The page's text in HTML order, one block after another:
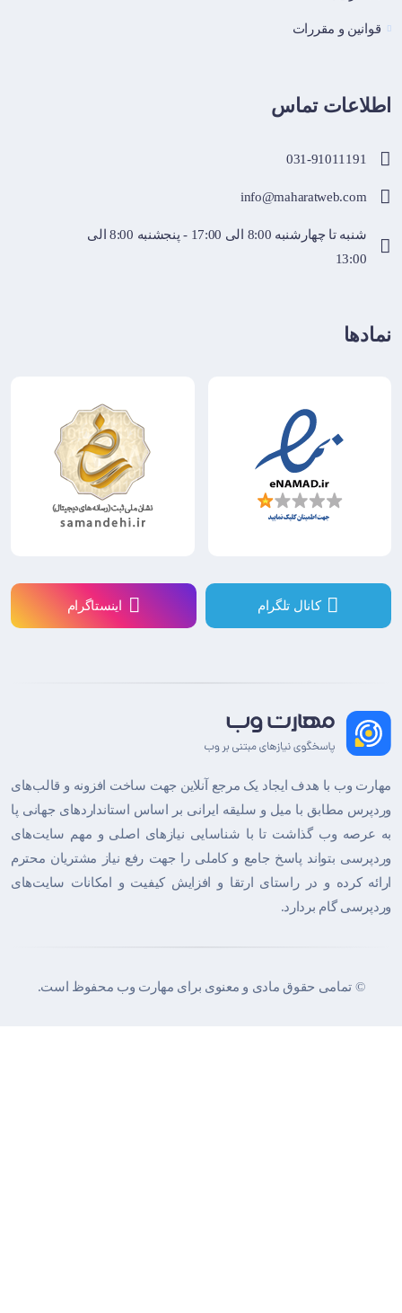
قوانین و مقررات
اطلاعات تماس
031-91011191
info@maharatweb.com
شنبه تا چهارشنبه 8:00 الی 17:00 - پنجشنبه 8:00 الی
13:00
نمادها
کانال تلگرام اینستاگرام
مهارت وب با هدف ایجاد یک مرجع آنلاین جهت ساخت افزونه و قالب‌های
وردپرس مطابق با میل و سلیقه ایرانی بر اساس استانداردهای جهانی پا
به عرصه وب گذاشت تا با شناسایی نیازهای اصلی و مهم سایت‌های
وردپرسی بتواند پاسخ جامع و کاملی را جهت رفع نیاز مشتریان محترم
ارائه کرده و در راستای ارتقا و افزایش کیفیت و امکانات سایت‌های
وردپرسی گام بردارد.
© تمامی حقوق مادی و معنوی برای مهارت وب محفوظ است.